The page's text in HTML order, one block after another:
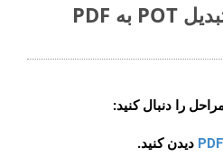
مراحل ساده برای تبدیل POT به PDF
را دنبال کنید:
دیدن کنید.